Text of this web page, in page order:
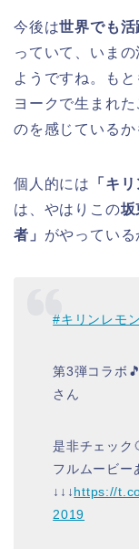
今後は世界でも
っていて、いま
ようですね。も
ヨークで生まれ
のを感じているか
個人的には 「キ
は、やはりこの坂
者」 がやっている
#キリンレモン
第3弾コラボ
さん
是非チェック
フルムービー
↓↓↓https://
2019